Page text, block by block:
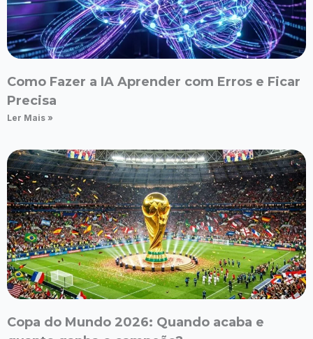
Como Fazer a IA Aprender com Erros e Ficar
Precisa
Ler Mais »
Copa do Mundo 2026: Quando acaba e